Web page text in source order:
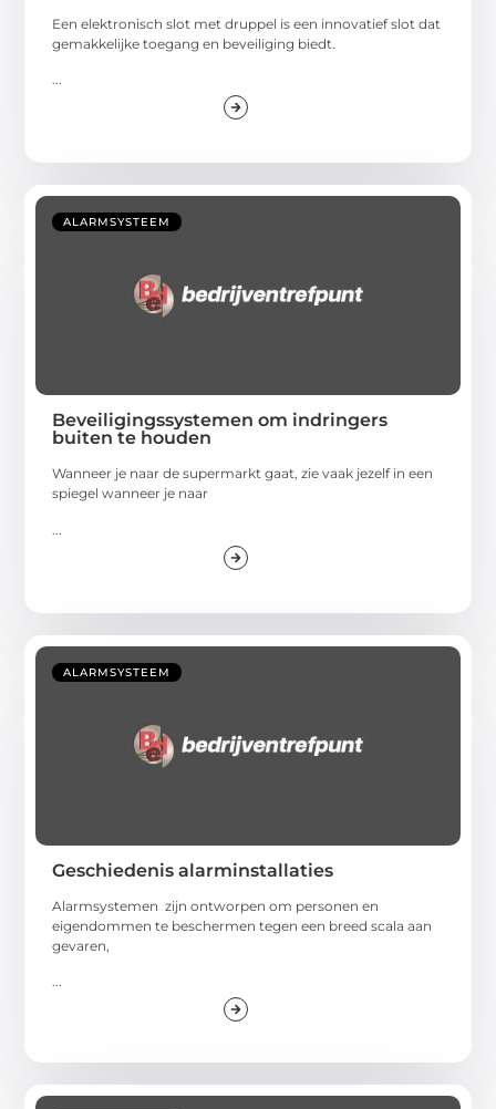
Een elektronisch slot met druppel is een innovatief slot dat
gemakkelijke toegang en beveiliging biedt.
...
ALARMSYSTEEM
Beveiligingssystemen om indringers
buiten te houden
Wanneer je naar de supermarkt gaat, zie vaak jezelf in een
spiegel wanneer je naar
ALARMSYSTEEM
Geschiedenis alarminstallaties
Alarmsystemen zijn ontworpen om personen en
eigendommen te beschermen tegen een breed scala aan
gevaren,
...